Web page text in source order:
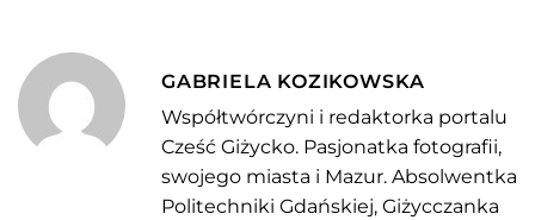
GABRIELA KOZIKOWSKA
Współtwórczyni i redaktorka portalu
Cześć Giżycko. Pasjonatka fotografii,
swojego miasta i Mazur. Absolwentka
Politechniki Gdańskiej, Giżycczanka